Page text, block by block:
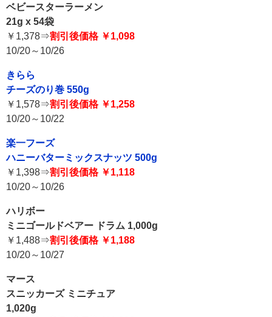
ベビースターラーメン
21g x 54袋
￥1,378⇒割引後価格 ￥1,098
10/20～10/26
きらら
チーズのり巻 550g
￥1,578⇒割引後価格 ￥1,258
10/20～10/22
楽一フーズ
ハニーバターミックスナッツ 500g
￥1,398⇒割引後価格 ￥1,118
10/20～10/26
ハリボー
ミニゴールドベアー ドラム 1,000g
￥1,488⇒割引後価格 ￥1,188
10/20～10/27
マース
スニッカーズ ミニチュア
1,020g